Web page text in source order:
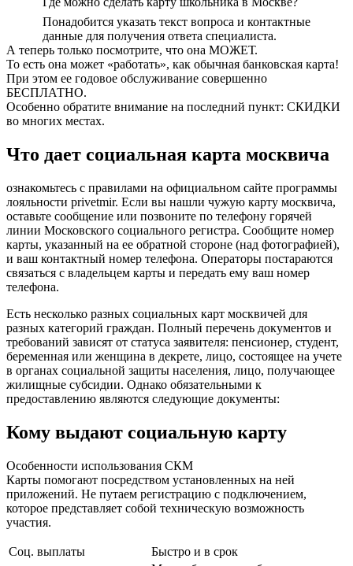
Понадобится указать текст вопроса и контактные
данные для получения ответа специалиста.
А теперь только посмотрите, что она МОЖЕТ.
То есть она может «работать», как обычная банковская карта!
При этом ее годовое обслуживание совершенно
БЕСПЛАТНО.
Особенно обратите внимание на последний пункт: СКИДКИ
во многих местах.
Что дает социальная карта москвича
ознакомьтесь с правилами на официальном сайте программы
лояльности privetmir. Если вы нашли чужую карту москвича,
оставьте сообщение или позвоните по телефону горячей
линии Московского социального регистра. Сообщите номер
карты, указанный на ее обратной стороне (над фотографией),
и ваш контактный номер телефона. Операторы постараются
связаться с владельцем карты и передать ему ваш номер
телефона.
Есть несколько разных социальных карт москвичей для
разных категорий граждан. Полный перечень документов и
требований зависят от статуса заявителя: пенсионер, студент,
беременная или женщина в декрете, лицо, состоящее на учете
в органах социальной защиты населения, лицо, получающее
жилищные субсидии. Однако обязательными к
предоставлению являются следующие документы:
Кому выдают социальную карту
Особенности использования СКМ
Карты помогают посредством установленных на ней
приложений. Не путаем регистрацию с подключением,
которое представляет собой техническую возможность
участия.
Соц. выплаты
Быстро и в срок